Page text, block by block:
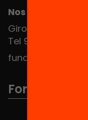
Nos puedes
Girona 34, interior
Tel 934 588 700
Formamos